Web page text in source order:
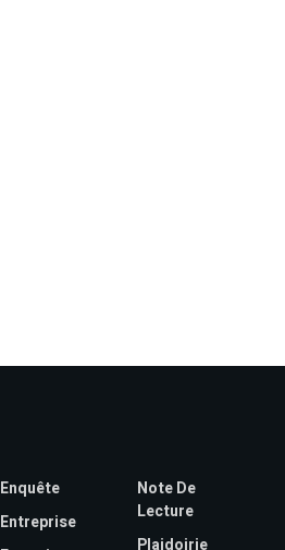
Enquête
Entreprise
Note De
Lecture
Plaidoirie